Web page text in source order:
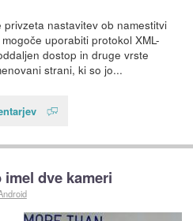
privzeta nastavitev ob namestitvi
uporabiti protokol XML-
dostop in druge vrste
strani, ki so jo...
imel dve kameri